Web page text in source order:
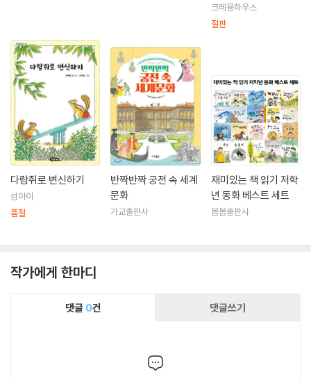
크레용하우스
절판
다람쥐로 변신하기
섬아이
품절
반짝반짝 궁전 속 세계
문화
가교출판사
재미있는 책 읽기 저학
년 동화 베스트 세트
봄봄출판사
작가에게 한마디
댓글 0건 댓글쓰기